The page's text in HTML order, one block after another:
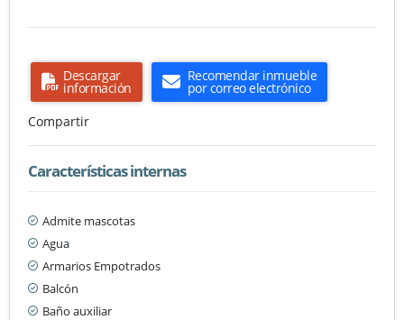
Descargar
información
Recomendar inmueble
por correo electrónico
Compartir
Características internas
Admite mascotas
Agua
Armarios Empotrados
Balcón
Baño auxiliar